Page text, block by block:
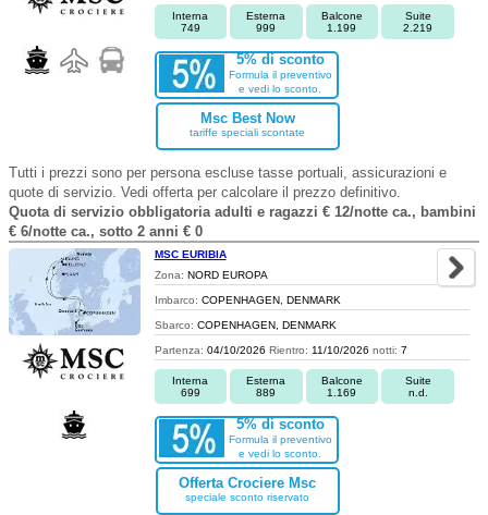
Interna
749
Esterna
999
Balcone
1.199
Suite
2.219
5% di sconto
Formula il preventivo
e vedi lo sconto.
Msc Best Now
tariffe speciali scontate
Tutti i prezzi sono per persona escluse tasse portuali, assicurazioni e
quote di servizio. Vedi offerta per calcolare il prezzo definitivo.
Quota di servizio obbligatoria adulti e ragazzi € 12/notte ca., bambini
€ 6/notte ca., sotto 2 anni € 0
MSC EURIBIA
Zona: NORD EUROPA
Imbarco: COPENHAGEN, DENMARK
Sbarco: COPENHAGEN, DENMARK
Partenza: 04/10/2026 Rientro: 11/10/2026 notti: 7
Interna
699
Esterna
889
Balcone
1.169
Suite
n.d.
5% di sconto
Formula il preventivo
e vedi lo sconto.
Offerta Crociere Msc
speciale sconto riservato